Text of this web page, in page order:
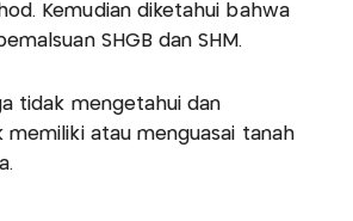
Kemudian diketahui bahwa
SHGB dan SHM.
tidak mengetahui dan
memiliki atau menguasai tanah